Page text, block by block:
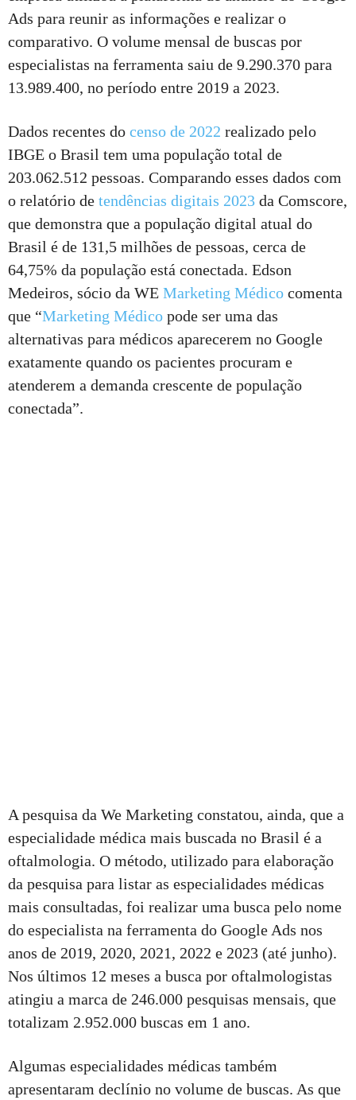
Ads para reunir as informações e realizar o
comparativo. O volume mensal de buscas por
especialistas na ferramenta saiu de 9.290.370 para
13.989.400, no período entre 2019 a 2023.
Dados recentes do censo de 2022 realizado pelo
IBGE o Brasil tem uma população total de
203.062.512 pessoas. Comparando esses dados com
o relatório de tendências digitais 2023 da Comscore,
que demonstra que a população digital atual do
Brasil é de 131,5 milhões de pessoas, cerca de
64,75% da população está conectada. Edson
Medeiros, sócio da WE Marketing Médico comenta
que “Marketing Médico pode ser uma das
alternativas para médicos aparecerem no Google
exatamente quando os pacientes procuram e
atenderem a demanda crescente de população
conectada”.
A pesquisa da We Marketing constatou, ainda, que a
especialidade médica mais buscada no Brasil é a
oftalmologia. O método, utilizado para elaboração
da pesquisa para listar as especialidades médicas
mais consultadas, foi realizar uma busca pelo nome
do especialista na ferramenta do Google Ads nos
anos de 2019, 2020, 2021, 2022 e 2023 (até junho).
Nos últimos 12 meses a busca por oftalmologistas
atingiu a marca de 246.000 pesquisas mensais, que
totalizam 2.952.000 buscas em 1 ano.
Algumas especialidades médicas também
apresentaram declínio no volume de buscas. As que